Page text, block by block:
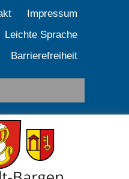
Impressum
Leichte Sprache
Barrierefreiheit